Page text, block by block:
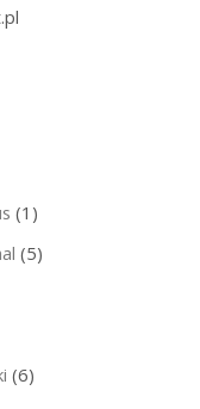
(1)
(5)
(6)